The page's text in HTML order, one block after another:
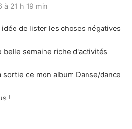
à 21 h 19 min
de lister les choses négatives
belle semaine riche d'activités
sortie de mon album Danse/dance
!